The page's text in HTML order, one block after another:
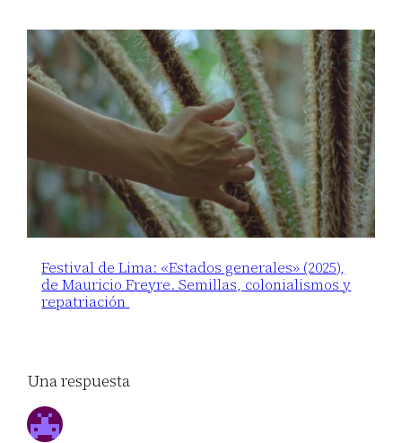
Festival de Lima: «Estados generales» (2025),
de Mauricio Freyre. Semillas, colonialismos y
repatriación
Una respuesta